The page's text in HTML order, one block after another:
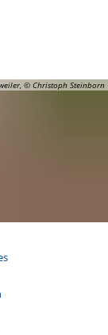
© Christoph Steinborn